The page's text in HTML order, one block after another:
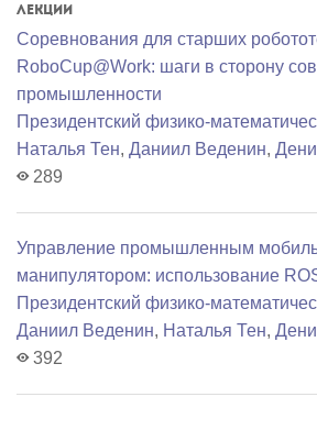
Лекции
Соревнования для старших
RoboCup@Work: шаги в сторону
промышленности
Президентский физико-
Наталья Тен, Даниил Веденин,
289
Управление промышленным
манипулятором: использование
Президентский физико-
Даниил Веденин, Наталья Тен,
392